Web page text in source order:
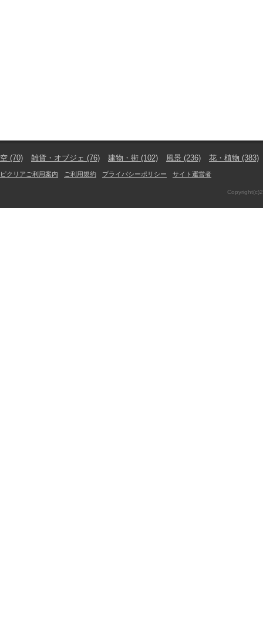
空 (70) 雑貨・オブジェ (76) 建物・街 (102) 風景 (236) 花・植物 (383)
ピクリアご利用案内 ご利用規約 プライバシーポリシー サイト運営者